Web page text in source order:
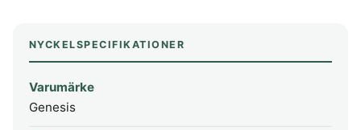
NYCKELSPECIFIKATIONER
Varumärke
Genesis